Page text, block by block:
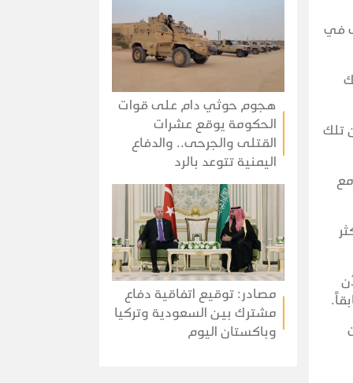
في
تلك
هجوم حوثي دام على قوات
الحكومة يوقع عشرات
القتلى والجرحى.. والدفاع
اليمنية تتوعد بالرد
مصادر: توقيع اتفاقية دفاع
مشترك بين السعودية وتركيا
وباكستان اليوم